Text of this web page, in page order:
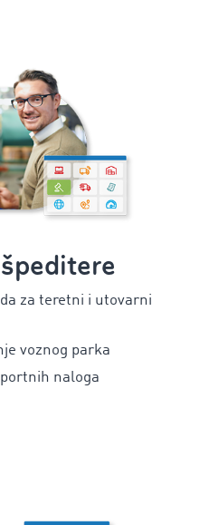
za teretni i utovarni
voznog parka
naloga